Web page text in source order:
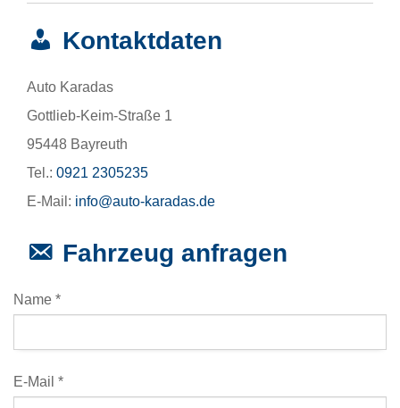
Kontaktdaten
Auto Karadas
Gottlieb-Keim-Straße 1
95448 Bayreuth
Tel.: 0921 2305235
E-Mail: info@auto-karadas.de
Fahrzeug anfragen
Name *
E-Mail *